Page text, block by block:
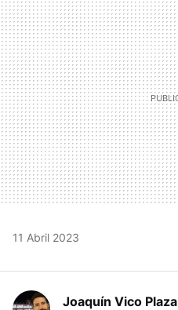
11 Abril 2023
Joaquín Vico Plaza